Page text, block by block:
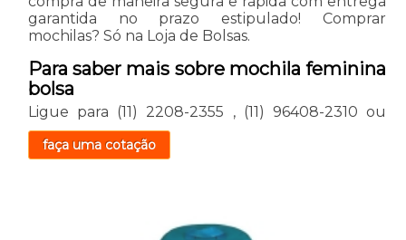
garantida no prazo estipulado! Comprar
mochilas? Só na Loja de Bolsas.
Para saber mais sobre mochila feminina
bolsa
Ligue para (11) 2208-2355 , (11) 96408-2310 ou
faça uma cotação